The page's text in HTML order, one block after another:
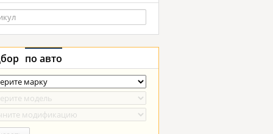
по авто